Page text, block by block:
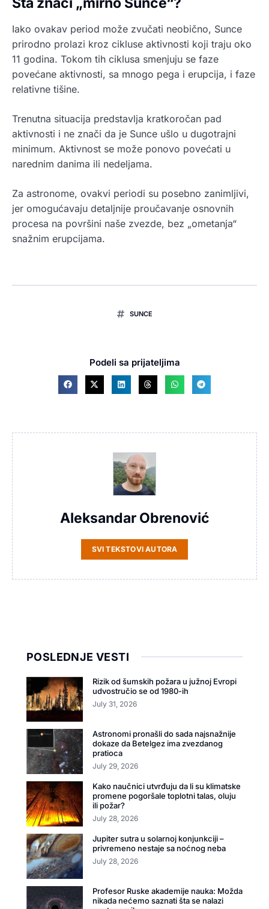
Iako ovakav period može zvučati neobično, Sunce
prirodno prolazi kroz cikluse aktivnosti koji traju oko
11 godina. Tokom tih ciklusa smenjuju se faze
povećane aktivnosti, sa mnogo pega i erupcija, i faze
relativne tišine.
Trenutna situacija predstavlja kratkoročan pad
aktivnosti i ne znači da je Sunce ušlo u dugotrajni
minimum. Aktivnost se može ponovo povećati u
narednim danima ili nedeljama.
Za astronome, ovakvi periodi su posebno zanimljivi,
jer omogućavaju detaljnije proučavanje osnovnih
procesa na površini naše zvezde, bez „ometanja“
snažnim erupcijama.
SUNCE
Podeli sa prijateljima
Aleksandar Obrenović
SVI TEKSTOVI AUTORA
POSLEDNJE VESTI
Rizik od šumskih požara u južnoj Evropi
udvostručio se od 1980-ih
July 31, 2026
Astronomi pronašli do sada najsnažnije
dokaze da Betelgez ima zvezdanog
pratioca
July 29, 2026
Kako naučnici utvrđuju da li su klimatske
promene pogoršale toplotni talas, oluju
ili požar?
July 28, 2026
Jupiter sutra u solarnoj konjunkciji –
privremeno nestaje sa noćnog neba
July 28, 2026
Profesor Ruske akademije nauka: Možda
nikada nećemo saznati šta se nalazi